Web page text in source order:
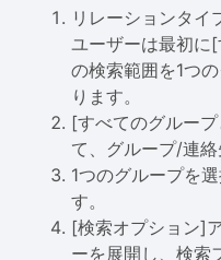
リレーションタイ
ユーザーは最初に
の検索範囲を1つ
ります。
[すべてのグルー
て、グループ/連絡
1つのグループを
す。
[検索オプション]
ーを展開し、検索